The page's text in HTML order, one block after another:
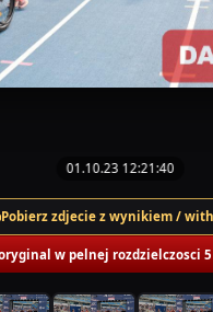
01.10.23 12:21:40
Pobierz zdjecie z wynikiem /
w pelnej rozdzielczosci 5